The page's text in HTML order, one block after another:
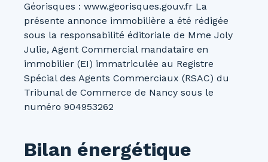
Géorisques : www.georisques.gouv.fr La
présente annonce immobilière a été rédigée
sous la responsabilité éditoriale de Mme Joly
Julie, Agent Commercial mandataire en
immobilier (EI) immatriculée au Registre
Spécial des Agents Commerciaux (RSAC) du
Tribunal de Commerce de Nancy sous le
numéro 904953262
Bilan énergétique